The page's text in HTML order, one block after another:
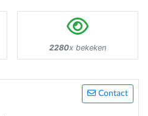
2280x bekeken
Contact